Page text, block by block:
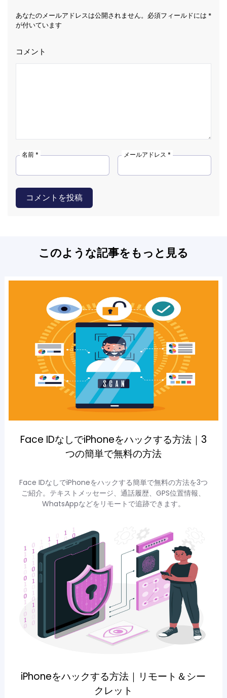
あなたのメールアドレスは公開されません。必須フィールドには *
が付いています
コメント
名前 * メールアドレス *
コメントを投稿
このような記事をもっと見る
Face IDなしでiPhoneをハックする方法｜3
つの簡単で無料の方法
Face IDなしでiPhoneをハックする簡単で無料の方法を3つ
ご紹介。テキストメッセージ、通話履歴、GPS位置情報、
WhatsAppなどをリモートで追跡できます。
iPhoneをハックする方法｜リモート＆シー
クレット